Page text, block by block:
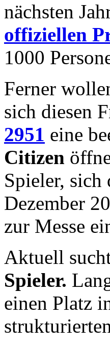
nächsten
offiziellen
1000
Ferner
sich diesen
2951 eine
Citizen
Spieler, sich
Dezember
zur Messe
Aktuell
Spieler.
einen Platz